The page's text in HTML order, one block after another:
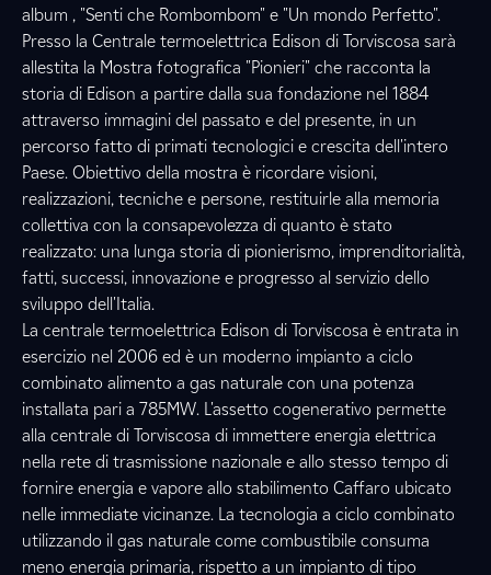
album , "Senti che Rombombom" e "Un mondo Perfetto".
Presso la Centrale termoelettrica Edison di Torviscosa sarà
allestita la Mostra fotografica "Pionieri" che racconta la
storia di Edison a partire dalla sua fondazione nel 1884
attraverso immagini del passato e del presente, in un
percorso fatto di primati tecnologici e crescita dell'intero
Paese. Obiettivo della mostra è ricordare visioni,
realizzazioni, tecniche e persone, restituirle alla memoria
collettiva con la consapevolezza di quanto è stato
realizzato: una lunga storia di pionierismo, imprenditorialità,
fatti, successi, innovazione e progresso al servizio dello
sviluppo dell'Italia.
La centrale termoelettrica Edison di Torviscosa è entrata in
esercizio nel 2006 ed è un moderno impianto a ciclo
combinato alimento a gas naturale con una potenza
installata pari a 785MW. L'assetto cogenerativo permette
alla centrale di Torviscosa di immettere energia elettrica
nella rete di trasmissione nazionale e allo stesso tempo di
fornire energia e vapore allo stabilimento Caffaro ubicato
nelle immediate vicinanze. La tecnologia a ciclo combinato
utilizzando il gas naturale come combustibile consuma
meno energia primaria, rispetto a un impianto di tipo